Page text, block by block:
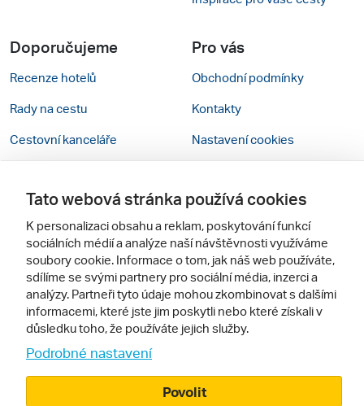
Doporučujeme
Recenze hotelů
Rady na cestu
Cestovní kanceláře
Pro vás
Obchodní podmínky
Kontakty
Nastavení cookies
Sledujte nás
© 2000 - 2026, Zájezdy.cz
Tato webová stránka používá cookies
K personalizaci obsahu a reklam, poskytování funkcí
sociálních médií a analýze naší návštěvnosti využíváme
soubory cookie. Informace o tom, jak náš web používáte,
sdílíme se svými partnery pro sociální média, inzerci a
analýzy. Partneři tyto údaje mohou zkombinovat s dalšími
informacemi, které jste jim poskytli nebo které získali v
důsledku toho, že používáte jejich služby.
Podrobné nastavení
Povolit